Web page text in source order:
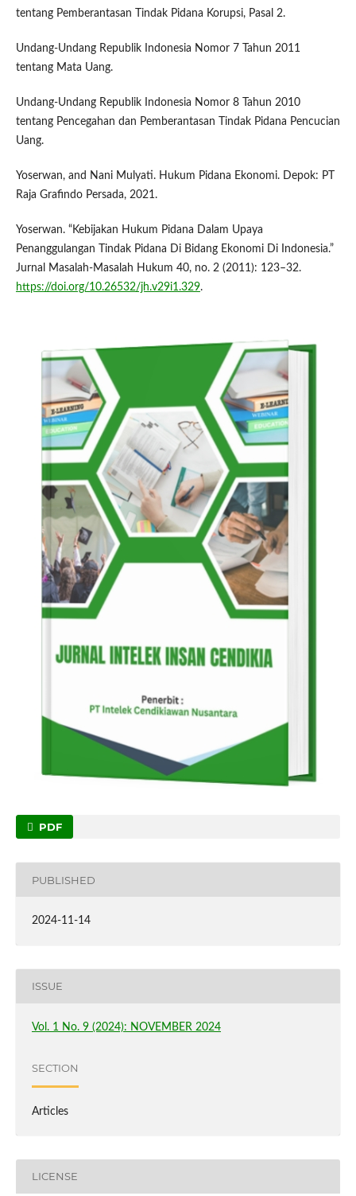
tentang Pemberantasan Tindak Pidana Korupsi, Pasal 2.
Undang-Undang Republik Indonesia Nomor 7 Tahun 2011
tentang Mata Uang.
Undang-Undang Republik Indonesia Nomor 8 Tahun 2010
tentang Pencegahan dan Pemberantasan Tindak Pidana Pencucian
Uang.
Yoserwan, and Nani Mulyati. Hukum Pidana Ekonomi. Depok: PT
Raja Grafindo Persada, 2021.
Yoserwan. “Kebijakan Hukum Pidana Dalam Upaya
Penanggulangan Tindak Pidana Di Bidang Ekonomi Di Indonesia.”
Jurnal Masalah-Masalah Hukum 40, no. 2 (2011): 123–32.
https://doi.org/10.26532/jh.v29i1.329.
PDF
PUBLISHED
2024-11-14
ISSUE
Vol. 1 No. 9 (2024): NOVEMBER 2024
SECTION
Articles
LICENSE